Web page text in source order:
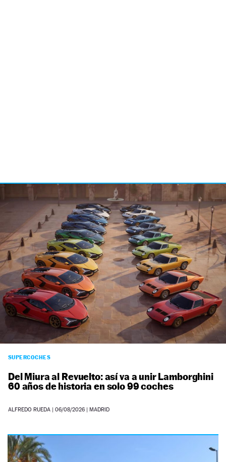
SUPERCOCHES
Del Miura al Revuelto: así va a unir Lamborghini
60 años de historia en solo 99 coches
ALFREDO RUEDA | 06/08/2026 | MADRID